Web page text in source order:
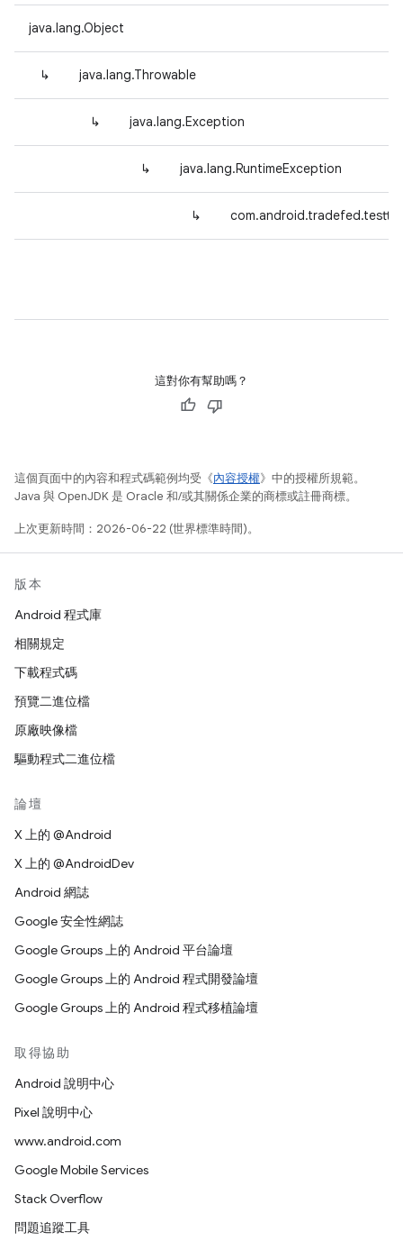
java.lang.Object
↳ java.lang.Throwable
↳ java.lang.Exception
↳ java.lang.RuntimeException
↳
這對你有幫助嗎？
這個頁面中的內容和程式碼範例均受《內容授權》中的授權所規範。
Java 與 OpenJDK 是 Oracle 和/或其關係企業的商標或註冊商標。
上次更新時間：2026-06-22 (世界標準時間)。
版本
Android 程式庫
相關規定
下載程式碼
預覽二進位檔
原廠映像檔
驅動程式二進位檔
論壇
X 上的 @Android
X 上的 @AndroidDev
Android 網誌
Google 安全性網誌
Google Groups 上的 Android 平台論壇
Google Groups 上的 Android 程式開發論壇
Google Groups 上的 Android 程式移植論壇
取得協助
Android 說明中心
Pixel 說明中心
www.android.com
Google Mobile Services
Stack Overflow
問題追蹤工具